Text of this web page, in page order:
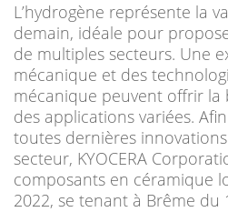
L’hydrogène représente la
demain, idéale pour
de multiples secteurs. Une
mécanique et des
mécanique peuvent offrir
des applications variées.
toutes dernières
secteur, KYOCERA
composants en céramique
2022, se tenant à Brême du